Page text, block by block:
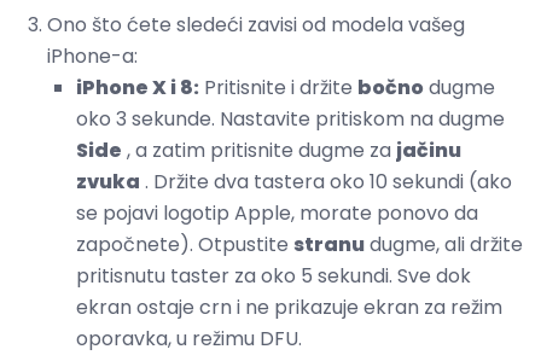
Ono što ćete sledeći zavisi od modela vašeg
iPhone-a:
iPhone X i 8: Pritisnite i držite bočnodugme
oko 3 sekunde. Nastavite pritiskom na dugme
Side , a zatim pritisnite dugme za jačinu
zvuka . Držite dva tastera oko 10 sekundi (ako
se pojavi logotip Apple, morate ponovo da
započnete). Otpustite stranudugme, ali držite
pritisnutu taster za oko 5 sekundi. Sve dok
ekran ostaje crn i ne prikazuje ekran za režim
oporavka, u režimu DFU.